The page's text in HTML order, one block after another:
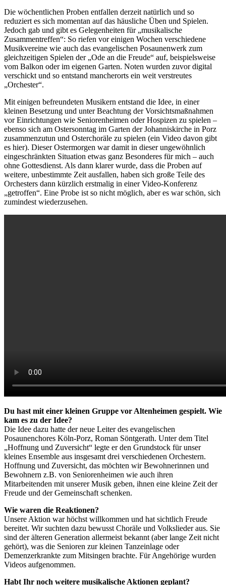
Die wöchentlichen Proben entfallen derzeit natürlich und so
reduziert es sich momentan auf das häusliche Üben und Spielen.
Jedoch gab und gibt es Gelegenheiten für „musikalische
Zusammentreffen“: So riefen vor einigen Wochen verschiedene
Musikvereine wie auch das evangelischen Posaunenwerk zum
gleichzeitigen Spielen der „Ode an die Freude“ auf, beispielsweise
vom Balkon oder im eigenen Garten. Noten wurden zuvor digital
verschickt und so entstand mancherorts ein weit verstreutes
„Orchester“.
Mit einigen befreundeten Musikern entstand die Idee, in einer
kleinen Besetzung und unter Beachtung der Vorsichtsmaßnahmen
vor Einrichtungen wie Seniorenheimen oder Hospizen zu spielen –
ebenso sich am Ostersonntag im Garten der Johanniskirche in Porz
zusammenzutun und Osterchoräle zu spielen (ein Video davon gibt
es hier). Dieser Ostermorgen war damit in dieser ungewöhnlich
eingeschränkten Situation etwas ganz Besonderes für mich – auch
ohne Gottesdienst. Als dann klarer wurde, dass die Proben auf
weitere, unbestimmte Zeit ausfallen, haben sich große Teile des
Orchesters dann kürzlich erstmalig in einer Video-Konferenz
„getroffen“. Eine Probe ist so nicht möglich, aber es war schön, sich
zumindest wiederzusehen.
Du hast mit einer kleinen Gruppe vor Altenheimen gespielt. Wie
kam es zu der Idee?
Die Idee dazu hatte der neue Leiter des evangelischen
Posaunenchores Köln-Porz, Roman Söntgerath. Unter dem Titel
„Hoffnung und Zuversicht“ legte er den Grundstock für unser
kleines Ensemble aus insgesamt drei verschiedenen Orchestern.
Hoffnung und Zuversicht, das möchten wir Bewohnerinnen und
Bewohnern z.B. von Seniorenheimen wie auch ihren
Mitarbeitenden mit unserer Musik geben, ihnen eine kleine Zeit der
Freude und der Gemeinschaft schenken.
Wie waren die Reaktionen?
Unsere Aktion war höchst willkommen und hat sichtlich Freude
bereitet. Wir suchten dazu bewusst Choräle und Volkslieder aus. Sie
sind der älteren Generation allermeist bekannt (aber lange Zeit nicht
gehört), was die Senioren zur kleinen Tanzeinlage oder
Demenzerkrankte zum Mitsingen brachte. Für Angehörige wurden
Videos aufgenommen.
Habt Ihr noch weitere musikalische Aktionen geplant?